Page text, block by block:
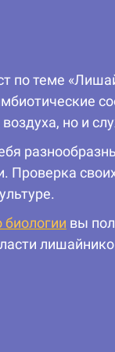
по теме
но и
Проверка
биологии вы